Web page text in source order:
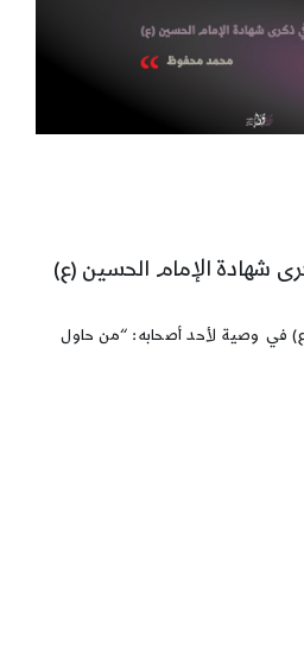
شهادة الإمام الحسين (ع)
في وصية لأحد أصحابه: “من حاول